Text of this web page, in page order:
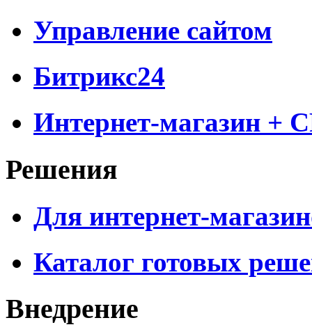
Управление сайтом
Битрикс24
Интернет-магазин +
Решения
Для интернет-
Каталог готовых
Внедрение